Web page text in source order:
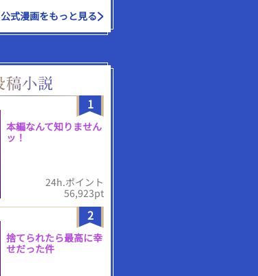
公式漫画をもっと見る
1
本編なんて知りません
ッ！
24h.ポイント
56,923pt
2
捨てられたら最高に幸
せだった件